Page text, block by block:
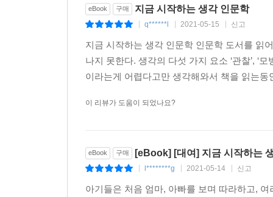
eBook 구매 지금 시작하는 생각 인문학
q******l 2021-05-15 신고
지금 시작하는 생각 인문학 인문학 도서를 읽
나지 못한다. 생각의 다섯 가지 요소 ‘관찰’, ‘
이라는게 어렵다고만 생각해와서 책을 읽는
이 리뷰가 도움이 되었나요?
eBook 구매 [eBook] [대여] 지금 시작하는
l********g 2021-05-14 신고
아기들은 처음 엄마, 아빠를 보며 따라하고,